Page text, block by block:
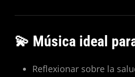
💫 Música ideal
Reflexionar sobre la